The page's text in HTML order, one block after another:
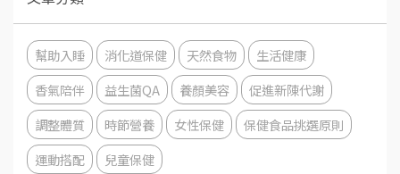
幫助入睡 消化道保健 天然食物
生活健康
香氣陪伴
益生菌QA 養顏美容
促進新陳代謝
調整體質
時節營養 女性保健
保健食品挑選原則
運動搭配
兒童保健